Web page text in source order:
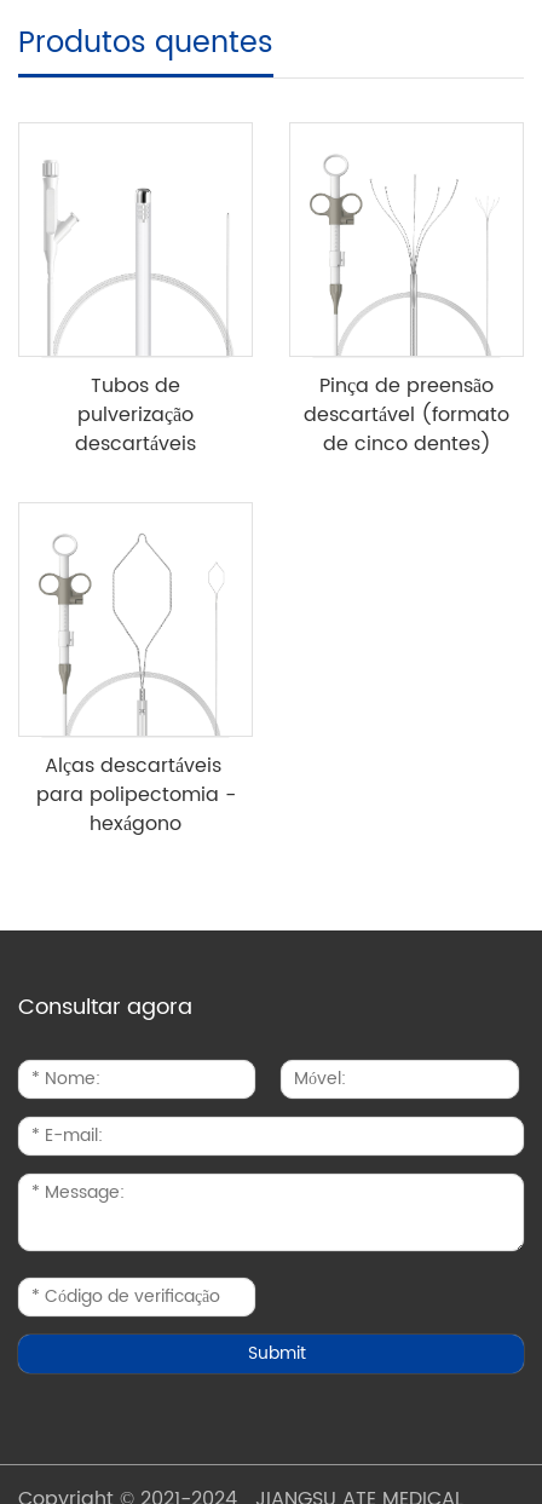
Produtos quentes
Tubos de
pulverização
descartáveis
Pinça de preensão
descartável (formato
de cinco dentes)
Alças descartáveis ​​
para polipectomia -
hexágono
Consultar agora